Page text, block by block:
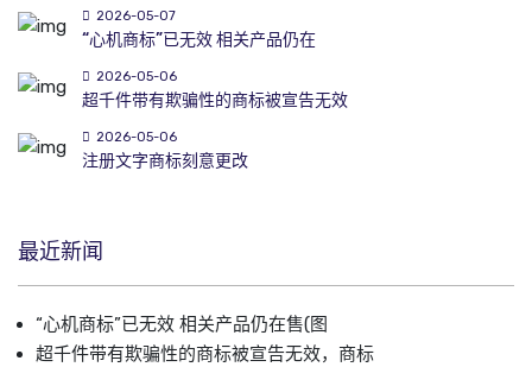
2026-05-07
“心机商标”已无效 相关产品仍在
2026-05-06
超千件带有欺骗性的商标被宣告无效
2026-05-06
注册文字商标刻意更改
最近新闻
“心机商标”已无效 相关产品仍在售(图
超千件带有欺骗性的商标被宣告无效，商标